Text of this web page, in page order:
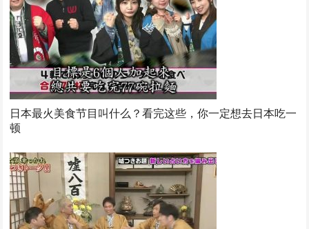
日本最火美食节目叫什么？看完这些，你一定想去日本吃一
顿